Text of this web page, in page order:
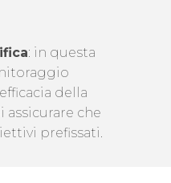
: in questa
della
assicurare che
prefissati.